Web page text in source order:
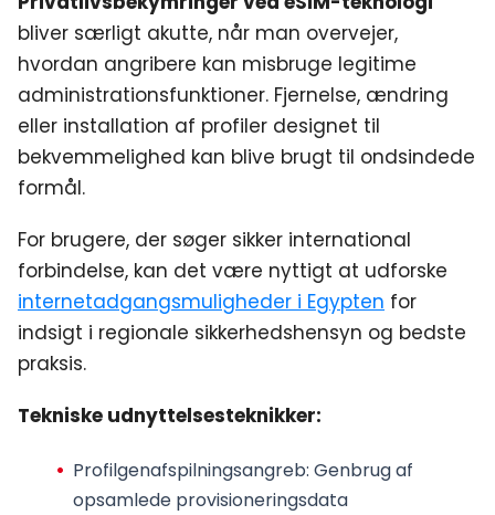
bliver særligt akutte, når man overvejer,
hvordan angribere kan misbruge legitime
administrationsfunktioner. Fjernelse, ændring
eller installation af profiler designet til
bekvemmelighed kan blive brugt til ondsindede
formål.
For brugere, der søger sikker international
forbindelse, kan det være nyttigt at udforske
internetadgangsmuligheder i Egypten for
indsigt i regionale sikkerhedshensyn og bedste
praksis.
Tekniske udnyttelsesteknikker:
Profilgenafspilningsangreb: Genbrug af
opsamlede provisioneringsdata